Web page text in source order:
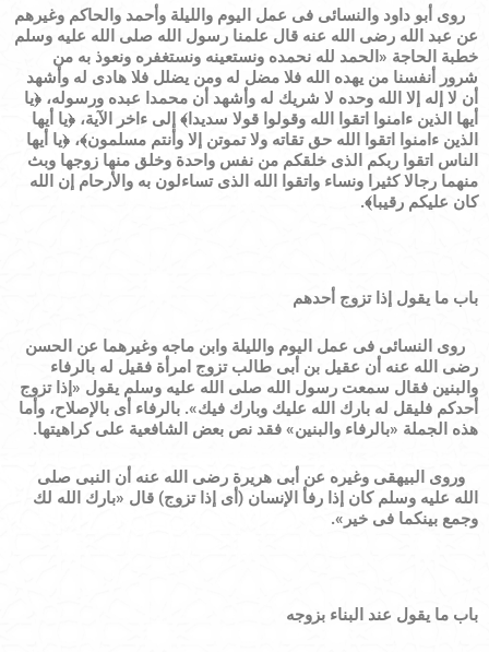
روى أبو داود والنسائى فى عمل اليوم والليلة وأحمد والحاكم وغيرهم
عن عبد الله رضى الله عنه قال علمنا رسول الله صلى الله عليه وسلم
خطبة الحاجة « الحمد لله نحمده ونستعينه ونستغفره ونعوذ به من
شرور أنفسنا من يهده الله فلا مضل له ومن يضلل فلا هادى له وأشهد
أن لا إله إلا الله وحده لا شريك له وأشهد أن محمدا عبده ورسوله، ﴿يا
أيها الذين ءامنوا اتقوا الله وقولوا قولا سديدا ﴾ إلى ءاخر الآية، ﴿يا أيها
الذين ءامنوا اتقوا الله حق تقاته ولا تموتن إلا وأنتم مسلمون﴾، ﴿يا أيها
الناس اتقوا ربكم الذى خلقكم من نفس واحدة وخلق منها زوجها وبث
منهما رجالا كثيرا ونساء واتقوا الله الذى تساءلون به والأرحام إن الله
كان عليكم رقيبا﴾.
باب ما يقول إذا تزوج أحدهم
روى النسائى فى عمل اليوم والليلة وابن ماجه وغيرهما عن الحسن
رضى الله عنه أن عقيل بن أبى طالب تزوج امرأة فقيل له بالرفاء
والبنين فقال سمعت رسول الله صلى الله عليه وسلم يقول «إذا تزوج
أحدكم فليقل له بارك الله عليك وبارك فيك». بالرفاء أى بالإصلاح، وأما
هذه الجملة «بالرفاء والبنين» فقد نص بعض الشافعية على كراهيتها.
وروى البيهقى وغيره عن أبى هريرة رضى الله عنه أن النبى صلى
الله عليه وسلم كان إذا رفأ الإنسان (أى إذا تزوج) قال «بارك الله لك
وجمع بينكما فى خير »
.
باب ما يقول عند البناء بزوجه